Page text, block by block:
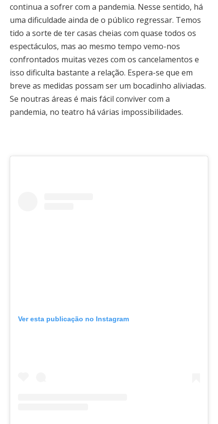
continua a sofrer com a pandemia. Nesse sentido, há
uma dificuldade ainda de o público regressar. Temos
tido a sorte de ter casas cheias com quase todos os
espectáculos, mas ao mesmo tempo vemo-nos
confrontados muitas vezes com os cancelamentos e
isso dificulta bastante a relação. Espera-se que em
breve as medidas possam ser um bocadinho aliviadas.
Se noutras áreas é mais fácil conviver com a
pandemia, no teatro há várias impossibilidades.
Ver esta publicação no Instagram